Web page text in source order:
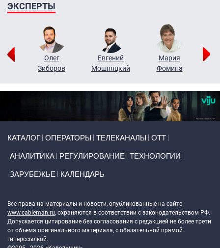
ЭКСПЕРТЫ
Олег
Зиборов
Евгений
Мошняцкий
Мария
Фомина
КАТАЛОГ ОПЕРАТОРЫ ТЕЛЕКАНАЛЫ ОТТ
АНАЛИТИКА РЕГУЛИРОВАНИЕ ТЕХНОЛОГИИ
ЗАРУБЕЖЬЕ КАЛЕНДАРЬ
Все права на материалы и новости, опубликованные на сайте
www.cableman.ru, охраняются в соответствии с законодательством РФ.
Допускается цитирование без согласования с редакцией не более трети
от объема оригинального материала, с обязательной прямой
гиперссылкой.